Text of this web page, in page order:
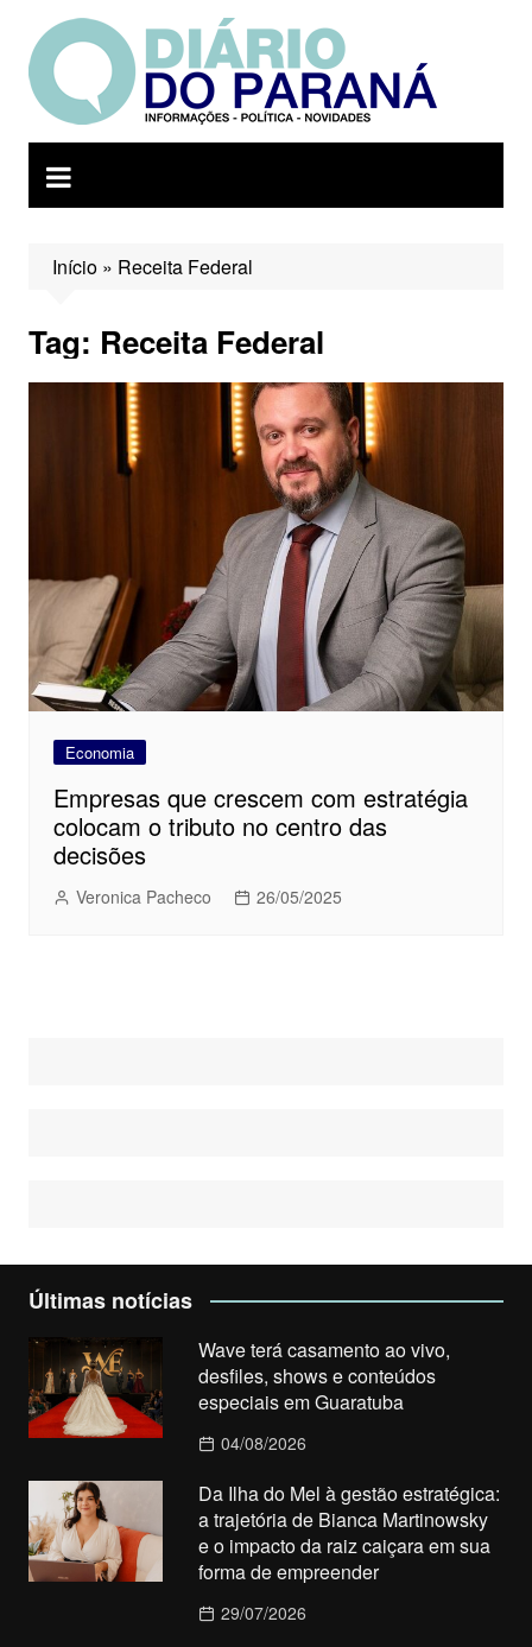
para
conteúdo
Início» Receita Federal
Tag: Receita Federal
Economia
Empresas que crescem com estratégia
colocam o tributo no centro das
decisões
Veronica Pacheco 26/05/2025
Últimas notícias
Wave terá casamento ao vivo,
desfiles, shows e conteúdos
especiais em Guaratuba
04/08/2026
Da Ilha do Mel à gestão estratégica:
a trajetória de Bianca Martinowsky
e o impacto da raiz caiçara em sua
forma de empreender
29/07/2026